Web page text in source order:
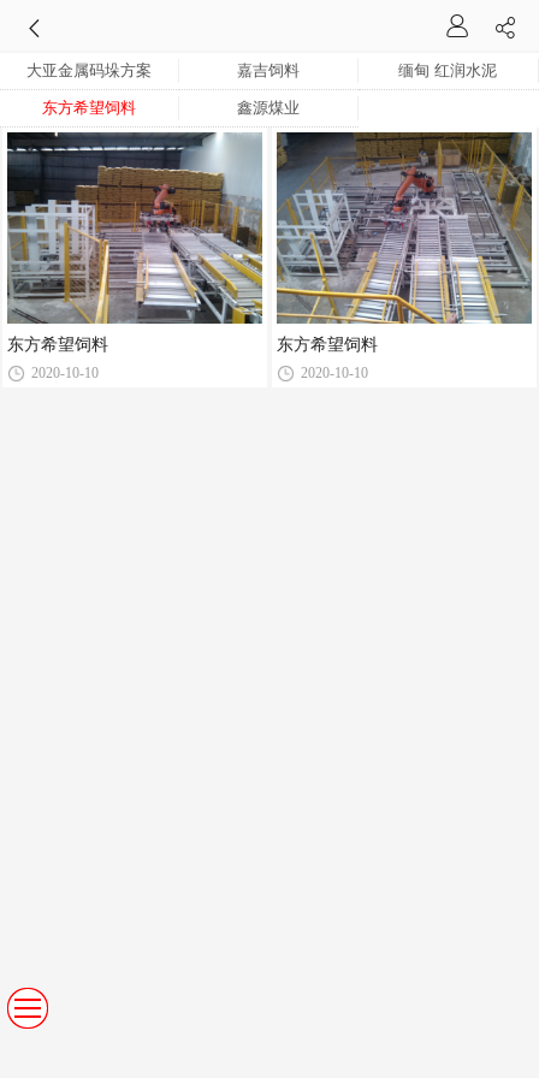
大亚金属码垛方案 嘉吉饲料 缅甸 红润水泥
东方希望饲料 鑫源煤业
东方希望饲料
2020-10-10
东方希望饲料
2020-10-10